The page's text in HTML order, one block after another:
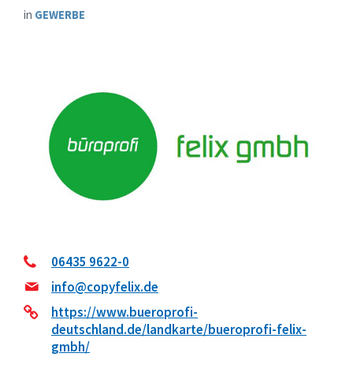
in GEWERBE
06435 9622-0
info@copyfelix.de
https://www.bueroprofi-
deutschland.de/landkarte/bueroprofi-felix-
gmbh/